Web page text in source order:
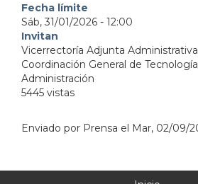
Fecha límite
Sáb, 31/01/2026 - 12:00
Invitan
Vicerrectoría Adjunta Administrativa
Coordinación General de
Administración
5445 vistas
Enviado por Prensa el Mar, 02/09/